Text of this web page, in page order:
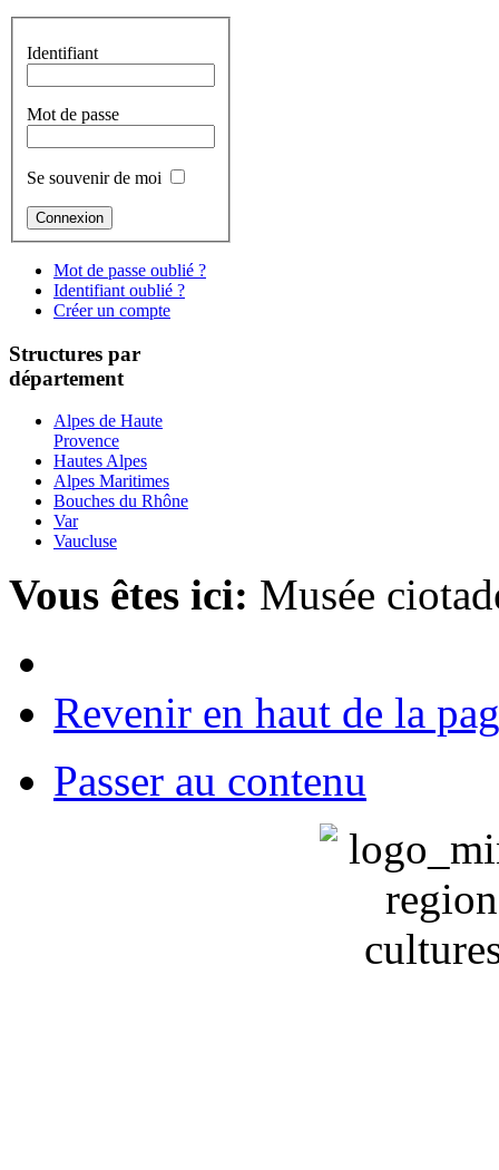
Identifiant
Mot de passe
Se souvenir de moi
Mot de passe oublié ?
Identifiant oublié ?
Créer un compte
Structures par
département
Alpes de Haute
Provence
Hautes Alpes
Alpes Maritimes
Bouches du Rhône
Var
Vaucluse
Vous êtes ici: Musée
Revenir en haut de la
Passer au contenu